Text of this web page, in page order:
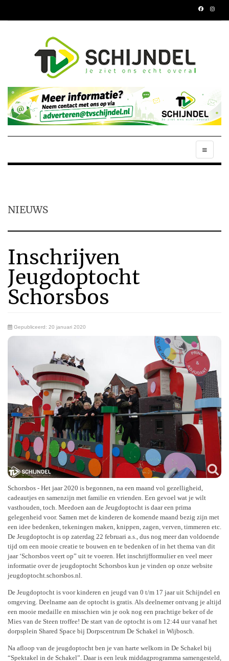
NIEUWS
Inschrijven
Jeugdoptocht
Schorsbos
Gepubliceerd: 20 januari 2020
Schorsbos - Het jaar 2020 is begonnen, na een maand vol gezelligheid,
cadeautjes en samenzijn met familie en vrienden. Een gevoel wat je wilt
vasthouden, toch. Meedoen aan de Jeugdoptocht is daar een prima
gelegenheid voor. Samen met de kinderen de komende maand bezig zijn met
een idee bedenken, tekeningen maken, knippen, zagen, verven, timmeren etc.
De Jeugdoptocht is op zaterdag 22 februari a.s., dus nog meer dan voldoende
tijd om een mooie creatie te bouwen en te bedenken of in het thema van dit
jaar ‘Schorsbos veert op” uit te voeren. Het inschrijfformulier en veel meer
informatie over de jeugdoptocht Schorsbos kun je vinden op onze website
jeugdoptocht.schorsbos.nl.
De Jeugdoptocht is voor kinderen en jeugd van 0 t/m 17 jaar uit Schijndel en
omgeving. Deelname aan de optocht is gratis. Als deelnemer ontvang je altijd
een mooie medaille en misschien win je ook nog een prachtige beker of de
Mies van de Steen troffee! De start van de optocht is om 12:44 uur vanaf het
dorpsplein Shared Space bij Dorpscentrum De Schakel in Wijbosch.
Na afloop van de jeugdoptocht ben je van harte welkom in De Schakel bij
“Spektakel in de Schakel”. Daar is een leuk middagprogramma samengesteld,